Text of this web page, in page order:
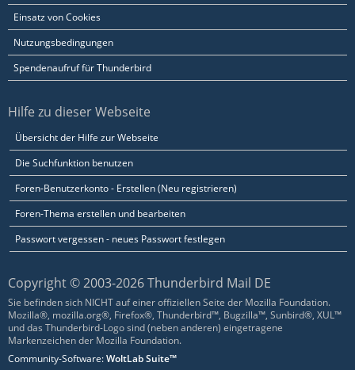
Einsatz von Cookies
Nutzungsbedingungen
Spendenaufruf für Thunderbird
Hilfe zu dieser Webseite
Übersicht der Hilfe zur Webseite
Die Suchfunktion benutzen
Foren-Benutzerkonto - Erstellen (Neu registrieren)
Foren-Thema erstellen und bearbeiten
Passwort vergessen - neues Passwort festlegen
Copyright © 2003-2026 Thunderbird Mail DE
Sie befinden sich NICHT auf einer offiziellen Seite der Mozilla Foundation.
Mozilla®, mozilla.org®, Firefox®, Thunderbird™, Bugzilla™, Sunbird®, XUL™
und das Thunderbird-Logo sind (neben anderen) eingetragene
Markenzeichen der Mozilla Foundation.
Community-Software:WoltLab Suite™